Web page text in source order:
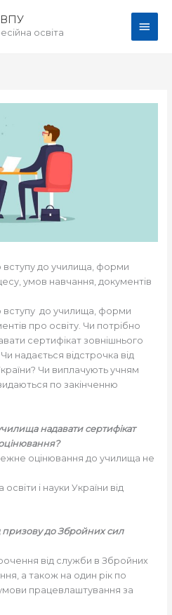
ВПУ
освіта
вступу до училища, форми
умов навчання, документів
вступу до училища, форми
про освіту. Чи потрібно
сертифікат зовнішнього
надається відстрочка від
Чи виплачують учням
по закінченню
надавати сертифікат
оцінювання до училища не
і науки України від
призову до Збройних сил
від служби в Збройних
а також на один рік по
працевлаштування за